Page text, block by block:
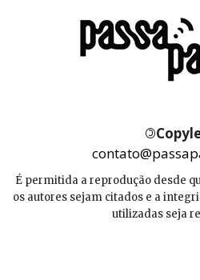
©
É permitida a reprodução desde
os autores sejam citados e a
utilizadas seja